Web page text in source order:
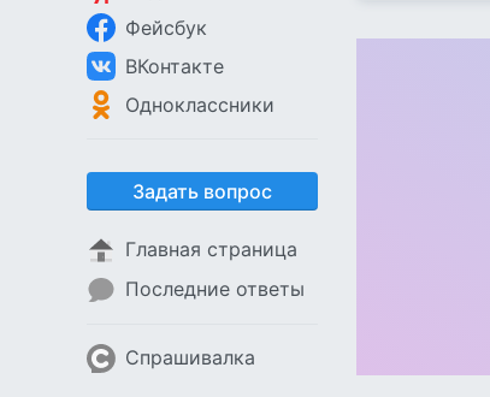
Фейсбук
ВКонтакте
Одноклассники
Задать вопрос
Главная страница
Последние ответы
Спрашивалка